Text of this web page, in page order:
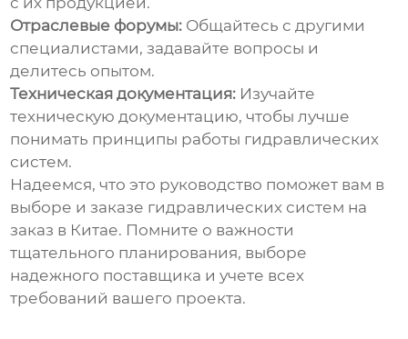
Отраслевые форумы: Общайтесь с другими
специалистами, задавайте вопросы и
делитесь опытом.
Техническая документация: Изучайте
техническую документацию, чтобы лучше
понимать принципы работы гидравлических
систем.
Надеемся, что это руководство поможет вам в
выборе и заказе гидравлических систем на
заказ в Китае. Помните о важности
тщательного планирования, выборе
надежного поставщика и учете всех
требований вашего проекта.